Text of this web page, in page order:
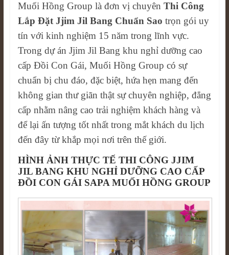
Muối Hồng Group là đơn vị chuyên Thi Công
Lắp Đặt Jjim Jil Bang Chuẩn Sao trọn gói uy
tín với kinh nghiệm 15 năm trong lĩnh vực.
Trong dự án Jjim Jil Bang khu nghỉ dưỡng cao
cấp Đồi Con Gái, Muối Hồng Group có sự
chuẩn bị chu đáo, đặc biệt, hứa hẹn mang đến
không gian thư giãn thật sự chuyên nghiệp, đẳng
cấp nhằm nâng cao trải nghiệm khách hàng và
để lại ấn tượng tốt nhất trong mắt khách du lịch
đến đây từ khắp mọi nơi trên thế giới.
HÌNH ẢNH THỰC TẾ THI CÔNG JJIM
JIL BANG KHU NGHỈ DƯỠNG CAO CẤP
ĐỒI CON GÁI SAPA MUỐI HỒNG GROUP